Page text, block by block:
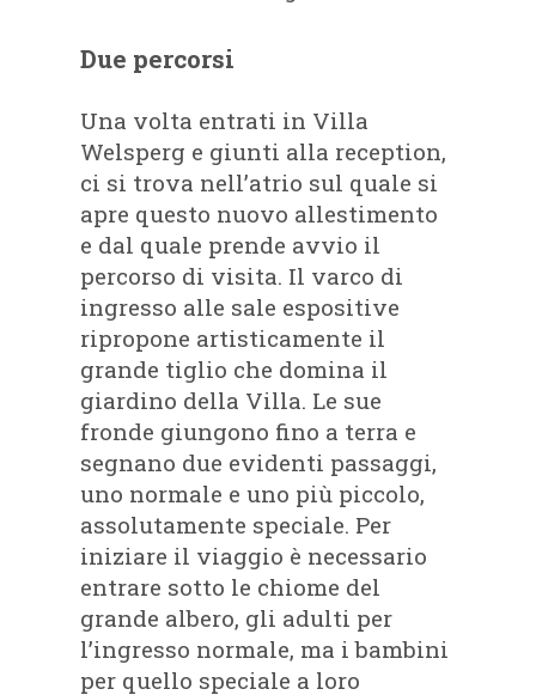
Due percorsi
Una volta entrati in Villa
Welsperg e giunti alla reception,
ci si trova nell’atrio sul quale si
apre questo nuovo allestimento
e dal quale prende avvio il
percorso di visita. Il varco di
ingresso alle sale espositive
ripropone artisticamente il
grande tiglio che domina il
giardino della Villa. Le sue
fronde giungono fino a terra e
segnano due evidenti passaggi,
uno normale e uno più piccolo,
assolutamente speciale. Per
iniziare il viaggio è necessario
entrare sotto le chiome del
grande albero, gli adulti per
l’ingresso normale, ma i bambini
per quello speciale a loro